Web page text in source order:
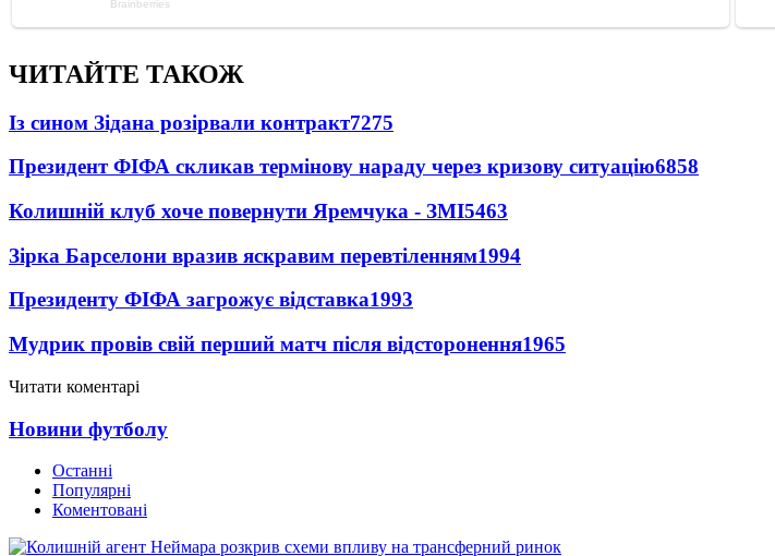
ЧИТАЙТЕ ТАКОЖ
Із сином Зідана розірвали контракт7275
Президент ФІФА скликав термінову нараду через кризову ситуацію6858
Колишній клуб хоче повернути Яремчука - ЗМІ5463
Зірка Барселони вразив яскравим перевтіленням1994
Президенту ФІФА загрожує відставка1993
Мудрик провів свій перший матч після відсторонення1965
Читати коментарі
Новини футболу
Останні
Популярні
Коментовані